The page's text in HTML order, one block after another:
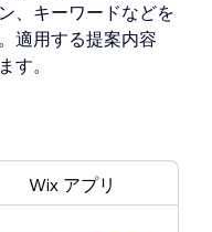
、キーワードなどを
適用する提案内容
す。
Wix アプリ